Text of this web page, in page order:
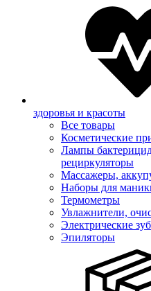
здоровья и красоты
Все товары
Косметические
Лампы
рециркуляторы
Массажеры,
Наборы для
Термометры
Увлажнители,
Электрические
Эпиляторы